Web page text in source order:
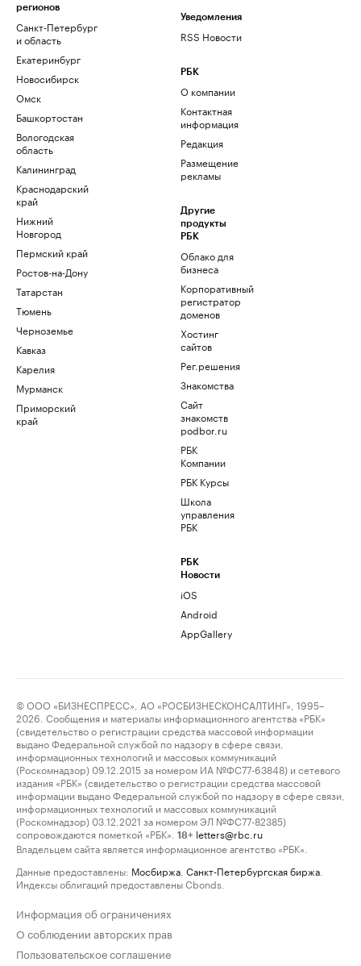
регионов
Санкт-Петербург
и область
Екатеринбург
Новосибирск
Омск
Башкортостан
Вологодская
область
Калининград
Краснодарский
край
Нижний
Новгород
Пермский край
Ростов-на-Дону
Татарстан
Тюмень
Черноземье
Кавказ
Карелия
Мурманск
Приморский
край
Уведомления
RSS Новости
РБК
О компании
Контактная
информация
Редакция
Размещение
рекламы
Другие
продукты
РБК
Облако для
бизнеса
Корпоративный
регистратор
доменов
Хостинг
сайтов
Рег.решения
Знакомства
Сайт
знакомств
podbor.ru
РБК
Компании
РБК Курсы
Школа
управления
РБК
РБК
Новости
iOS
Android
AppGallery
© ООО «БИЗНЕСПРЕСС», АО «РОСБИЗНЕСКОНСАЛТИНГ», 1995–
2026. Сообщения и материалы информационного агентства «РБК»
(свидетельство о регистрации средства массовой информации
выдано Федеральной службой по надзору в сфере связи,
информационных технологий и массовых коммуникаций
(Роскомнадзор) 09.12.2015 за номером ИА №ФС77-63848) и сетевого
издания «РБК» (свидетельство о регистрации средства массовой
информации выдано Федеральной службой по надзору в сфере связи,
информационных технологий и массовых коммуникаций
(Роскомнадзор) 03.12.2021 за номером ЭЛ №ФС77-82385)
сопровождаются пометкой «РБК».
18+ letters@rbc.ru
Владельцем сайта является информационное агентство «РБК».
Данные предоставлены: Мосбиржа Санкт-Петербургская биржа
Индексы облигаций предоставлены Cbonds.
Информация об ограничениях
О соблюдении авторских прав
Пользовательское соглашение